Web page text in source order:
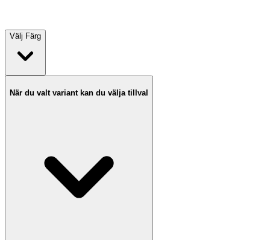
Välj Färg
När du valt variant kan du välja tillval